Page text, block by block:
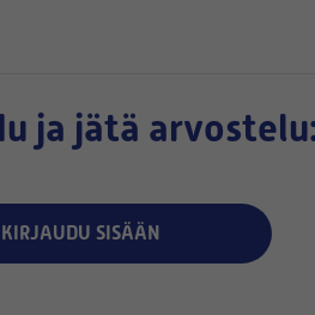
ja jätä
KIRJAUDU SISÄÄN